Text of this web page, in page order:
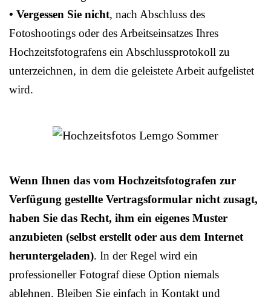
• Vergessen Sie nicht, nach Abschluss des
Fotoshootings oder des Arbeitseinsatzes Ihres
Hochzeitsfotografens ein Abschlussprotokoll zu
unterzeichnen, in dem die geleistete Arbeit aufgelistet
wird.
Wenn Ihnen das vom Hochzeitsfotografen zur
Verfügung gestellte Vertragsformular nicht zusagt,
haben Sie das Recht, ihm ein eigenes Muster
anzubieten (selbst erstellt oder aus dem Internet
heruntergeladen). In der Regel wird ein
professioneller Fotograf diese Option niemals
ablehnen. Bleiben Sie einfach in Kontakt und